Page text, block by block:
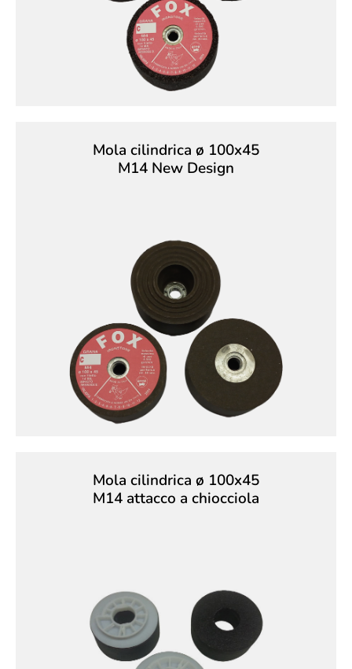
Mola cilindrica ø 100x45
M14 tipo Croce
Mola cilindrica m14 con inserto a croce.
Mola cilindrica ø 100x45
M14 New Design
M14 New Design
Mola cilindrica m14 con nuovo design ondulato.
Mola cilindrica ø 100x45
M14 attacco a chiocciola